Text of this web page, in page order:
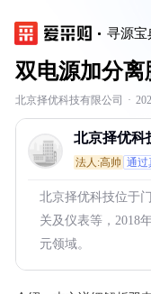
寻源宝
双电源加分
北京择优科技有限公司 ·
北京择优科
法人:高帅 通过
北京择优科技位于
关及仪表等，2018
元领域。